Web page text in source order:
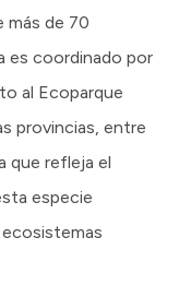
más de 70
es coordinado por
al Ecoparque
provincias, entre
que refleja el
especie